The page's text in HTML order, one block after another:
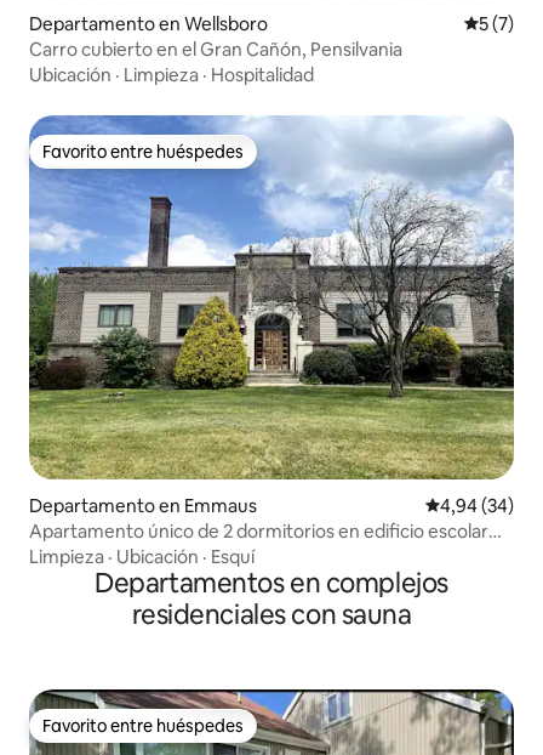
Departamento en Wellsboro
5 (7)
Carro cubierto en el Gran Cañón, Pensilvania
Ubicación · Limpieza · Hospitalidad
Favorito entre huéspedes
Favorito entre huéspedes
Departamento en Emmaus Calificación
4,94 (34)
Apartamento único de 2 dormitorios en edificio escolar
con sauna
Limpieza · Ubicación · Esquí
Departamentos en complejos
residenciales con sauna
Favorito entre huéspedes
Favorito entre huéspedes